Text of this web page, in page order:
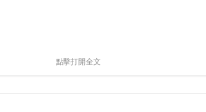
點擊打開全文